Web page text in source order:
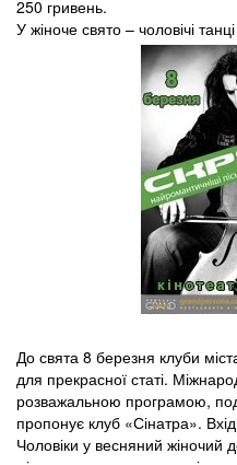
250 гривень.
У жіноче свято – чоловічі танці
До свята 8 березня клуби
для прекрасної статі.
розважальною програмою,
пропонує клуб «Сінатра».
Чоловіки у весняний жіночий